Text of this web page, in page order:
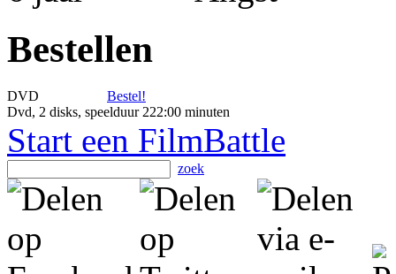
Bestellen
DVD
Bestel!
Dvd, 2 disks, speelduur 222:00 minuten
Start een FilmBattle
zoek